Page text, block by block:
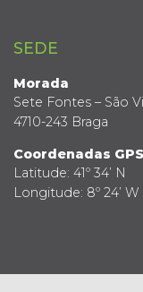
SEDE
Morada
Sete Fontes – São
4710-243 Braga
Coordenadas GPS
Latitude: 41º 34’ N
Longitude: 8º 24’ W